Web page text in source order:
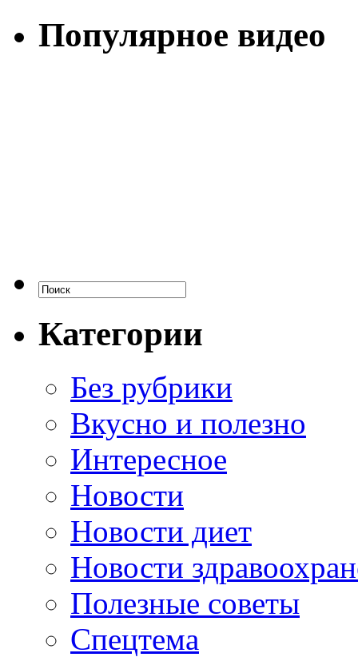
Популярное видео
Категории
Без рубрики
Вкусно и полезно
Интересное
Новости
Новости диет
Новости
Полезные советы
Спецтема